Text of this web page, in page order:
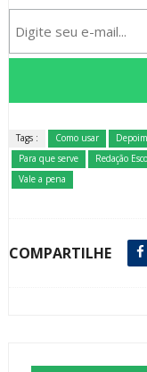
Tags : Como usar
Para que serve
Redação
Vale a pena
COMPARTILHE